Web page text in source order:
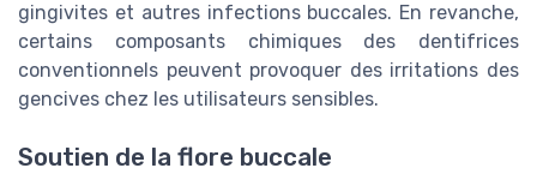
gingivites et autres infections buccales. En revanche,
certains composants chimiques des dentifrices
conventionnels peuvent provoquer des irritations des
gencives chez les utilisateurs sensibles.
Soutien de la flore buccale